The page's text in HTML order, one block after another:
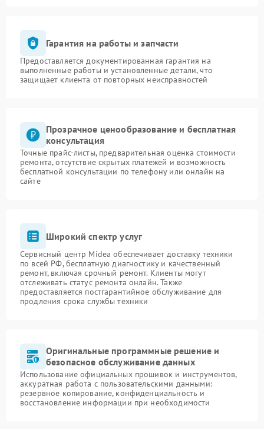
Гарантия на работы и запчасти
Предоставляется документированная гарантия на
выполненные работы и установленные детали, что
защищает клиента от повторных неисправностей
Прозрачное ценообразование и бесплатная
консультация
Точные прайс-листы, предварительная оценка стоимости
ремонта, отсутствие скрытых платежей и возможность
бесплатной консультации по телефону или онлайн на
сайте
Широкий спектр услуг
Сервисный центр Midea обеспечивает доставку техники
по всей РФ, бесплатную диагностику и качественный
ремонт, включая срочный ремонт. Клиенты могут
отслеживать статус ремонта онлайн. Также
предоставляется постгарантийное обслуживание для
продления срока службы техники
Оригинальные программные решение и
безопасное обслуживание данных
Использование официальных прошивок и инструментов,
аккуратная работа с пользовательскими данными:
резервное копирование, конфиденциальность и
восстановление информации при необходимости